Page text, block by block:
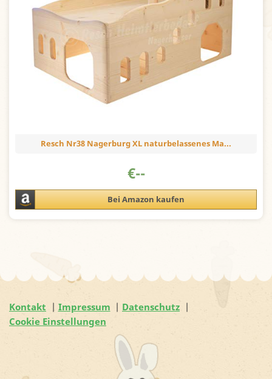
Resch Nr38 Nagerburg XL naturbelassenes Ma...
€--
Bei Amazon kaufen
Kontakt Impressum
Datenschutz
Cookie Einstellungen